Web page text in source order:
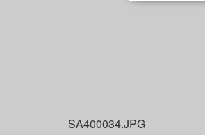
SA400034.JPG